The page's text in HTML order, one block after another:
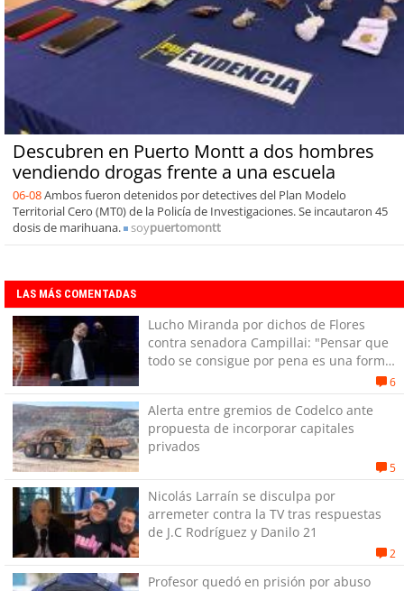
Descubren en Puerto Montt a dos hombres
vendiendo drogas frente a una escuela
06-08Ambos fueron detenidos por detectives del Plan Modelo
Territorial Cero (MT0) de la Policía de Investigaciones. Se incautaron 45
dosis de marihuana.
soypuertomontt
LAS MÁS COMENTADAS
Lucho Miranda por dichos de Flores
contra senadora Campillai: "Pensar que
todo se consigue por pena es una forma
6
Alerta entre gremios de Codelco ante
propuesta de incorporar capitales
privados
5
Nicolás Larraín se disculpa por
arremeter contra la TV tras respuestas
de J.C Rodríguez y Danilo 21
2
Profesor quedó en prisión por abuso